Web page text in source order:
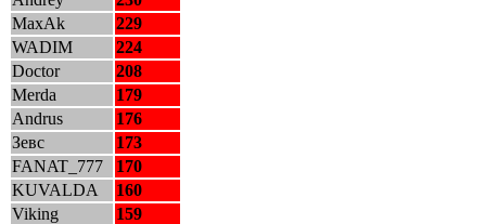
MaxAk
229
WADIM
224
Doctor
208
Merda
179
Andrus
176
Зевс
173
FANAT_777
170
KUVALDA
160
Viking
159